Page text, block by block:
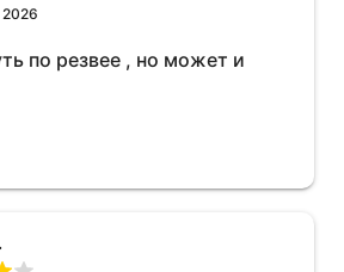
2026
по резвее , но может и